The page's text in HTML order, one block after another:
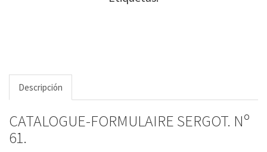
Descripción
CATALOGUE-FORMULAIRE SERGOT. Nº
61.